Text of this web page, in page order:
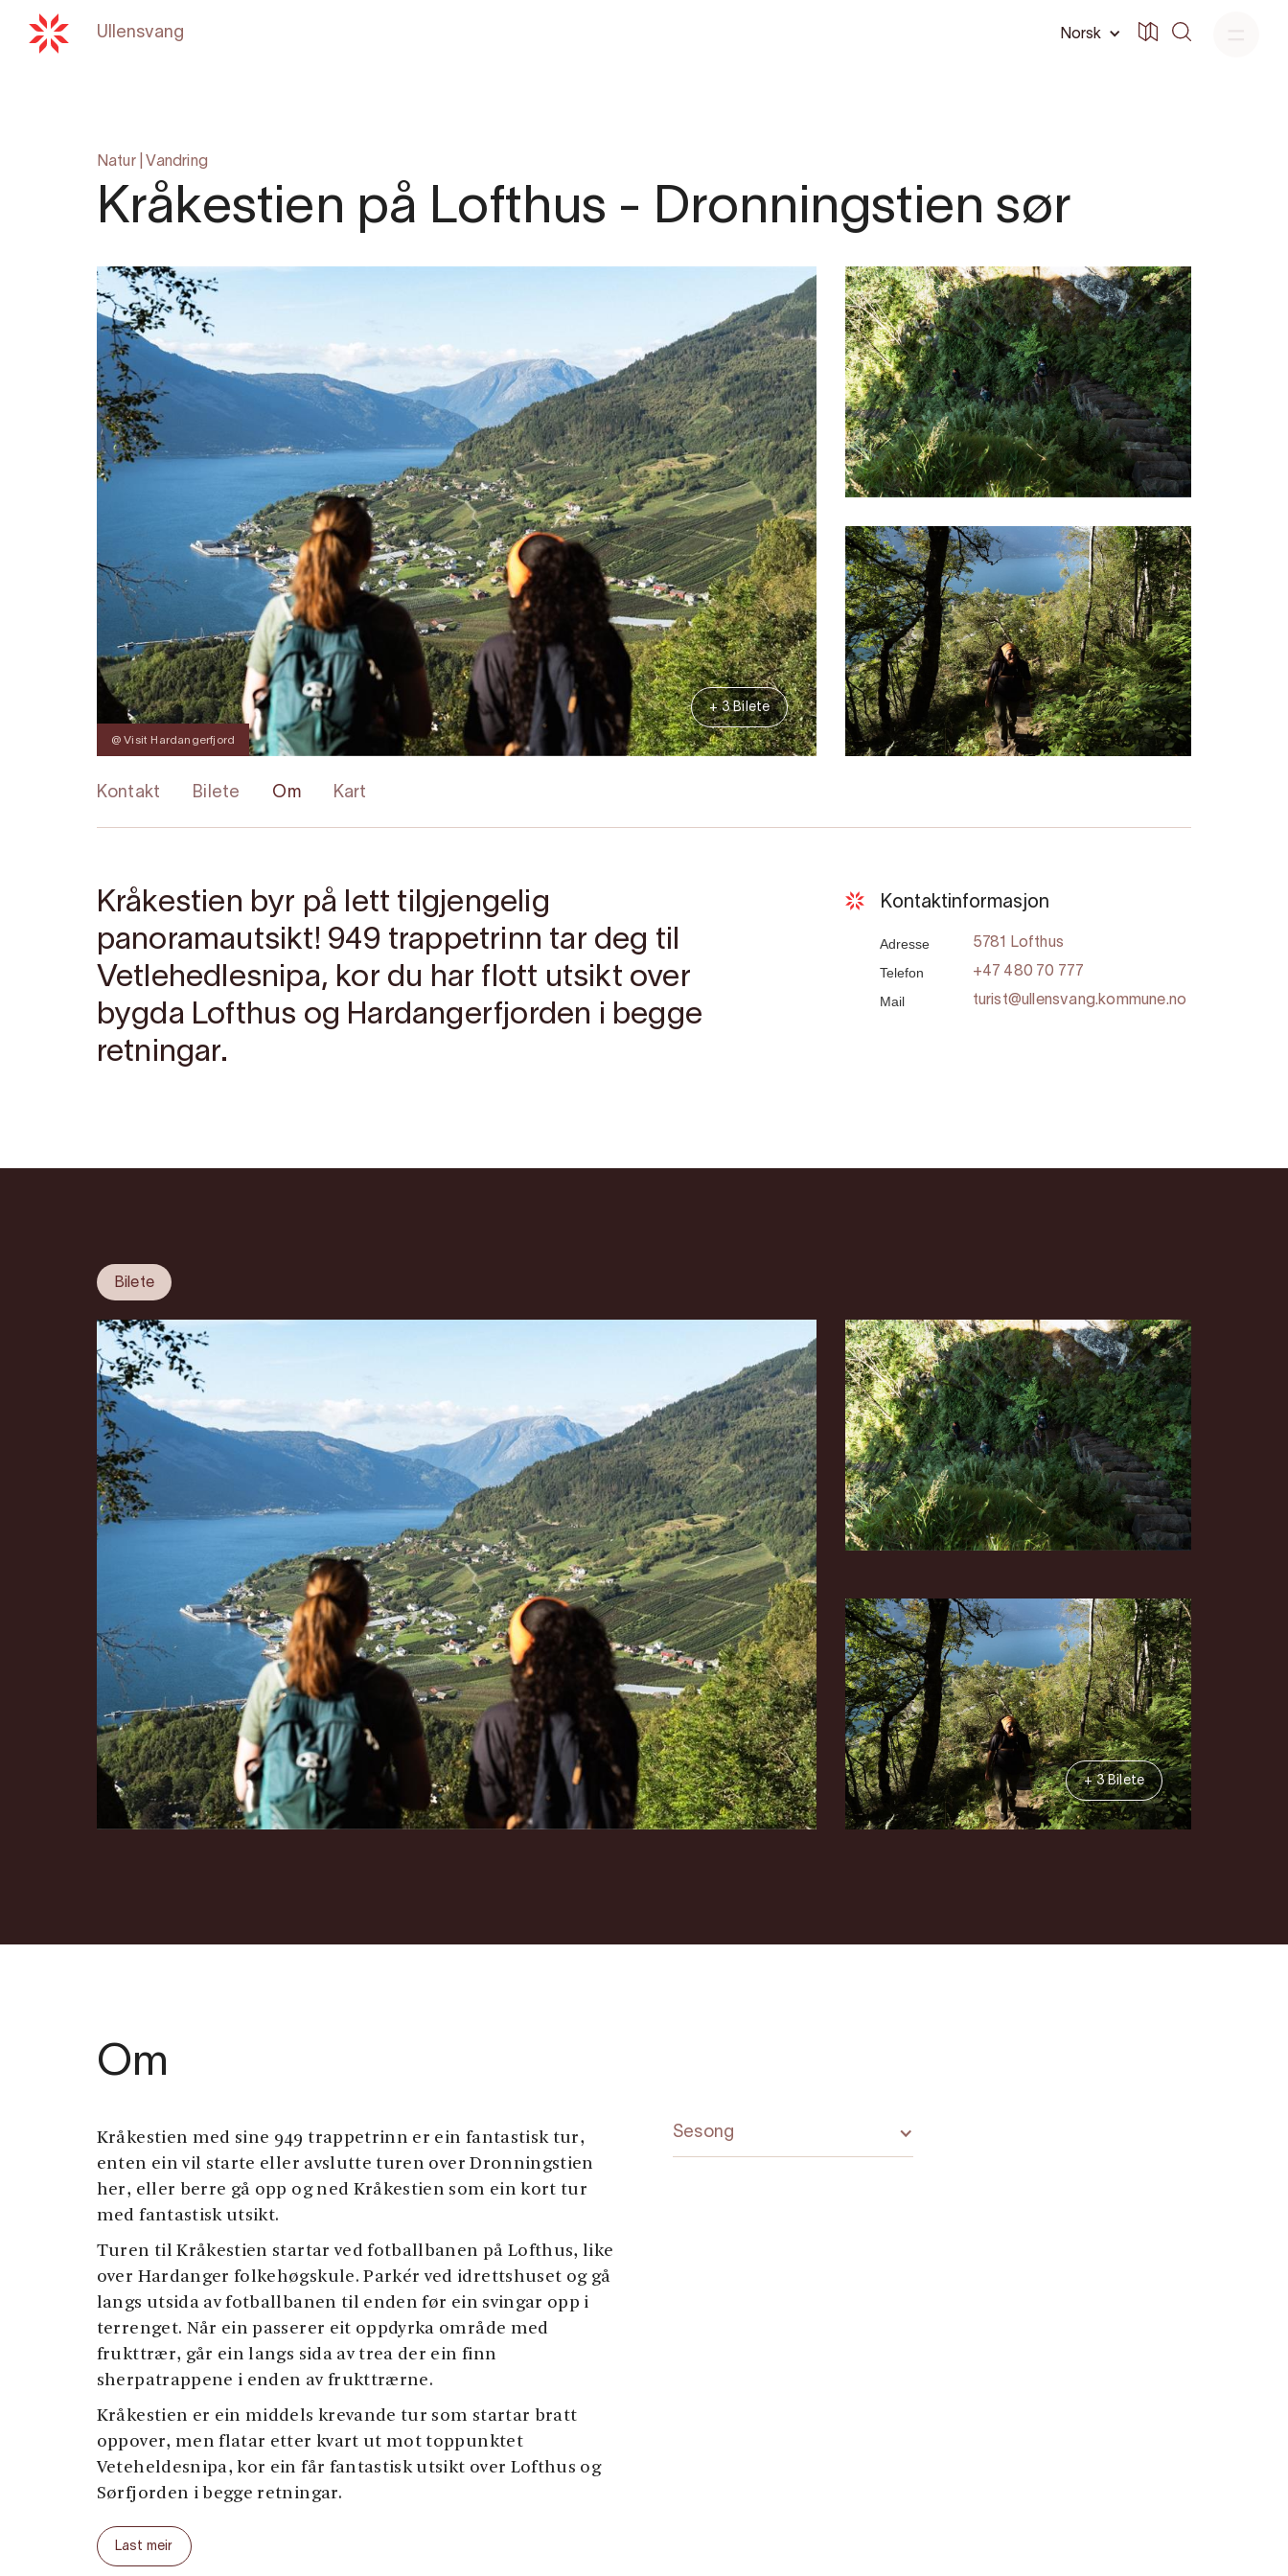
Norsk
Ullensvang
Natur| Vandring
Kråkestien på Lofthus - Dronningstien sør
@ Visit Hardangerfjord
+ 3 Bilete
Kontakt Bilete Om Kart
Kråkestien byr på lett tilgjengelig
panoramautsikt! 949 trappetrinn tar deg til
Vetlehedlesnipa, kor du har flott utsikt over
bygda Lofthus og Hardangerfjorden i begge
retningar.
Kontaktinformasjon
Adresse 5781 Lofthus
Telefon +47 480 70 777
Mail turist@ullensvang.kommune.no
Bilete
+ 3 Bilete
Om
Kråkestien med sine 949 trappetrinn er ein fantastisk tur,
enten ein vil starte eller avslutte turen over Dronningstien
her, eller berre gå opp og ned Kråkestien som ein kort tur
med fantastisk utsikt.
Turen til Kråkestien startar ved fotballbanen på Lofthus, like
over Hardanger folkehøgskule. Parkér ved idrettshuset og gå
langs utsida av fotballbanen til enden før ein svingar opp i
terrenget. Når ein passerer eit oppdyrka område med
frukttrær, går ein langs sida av trea der ein finn
sherpatrappene i enden av frukttrærne.
Kråkestien er ein middels krevande tur som startar bratt
oppover, men flatar etter kvart ut mot toppunktet
Veteheldesnipa, kor ein får fantastisk utsikt over Lofthus og
Sørfjorden i begge retningar.
Distanse: 3 km.
Last meir
Sesong